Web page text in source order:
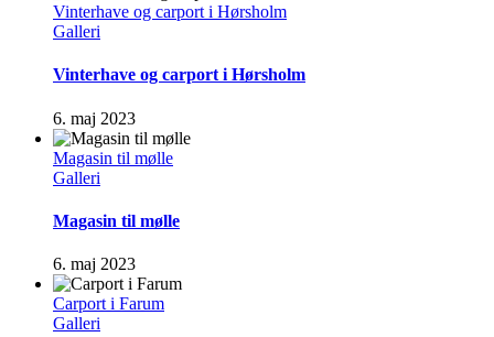
Vinterhave og carport i Hørsholm
Galleri
Vinterhave og carport i Hørsholm
6. maj 2023
Magasin til mølle
Galleri
Magasin til mølle
6. maj 2023
Carport i Farum
Galleri